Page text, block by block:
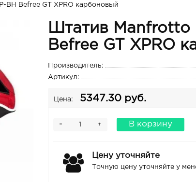
BH Befree GT XPRO карбоновый
Штатив Manfrotto
Befree GT XPRO
Производитель:
Артикул:
Цена: 5347.30 руб.
+
- В корзину
Цену уточняйте
Точную цену уточняйте у